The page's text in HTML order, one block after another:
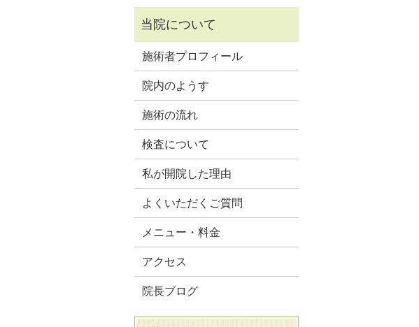
施術者プロフィール
院内のようす
施術の流れ
検査について
私が開院した理由
よくいただくご質問
メニュー・料金
アクセス
院長ブログ